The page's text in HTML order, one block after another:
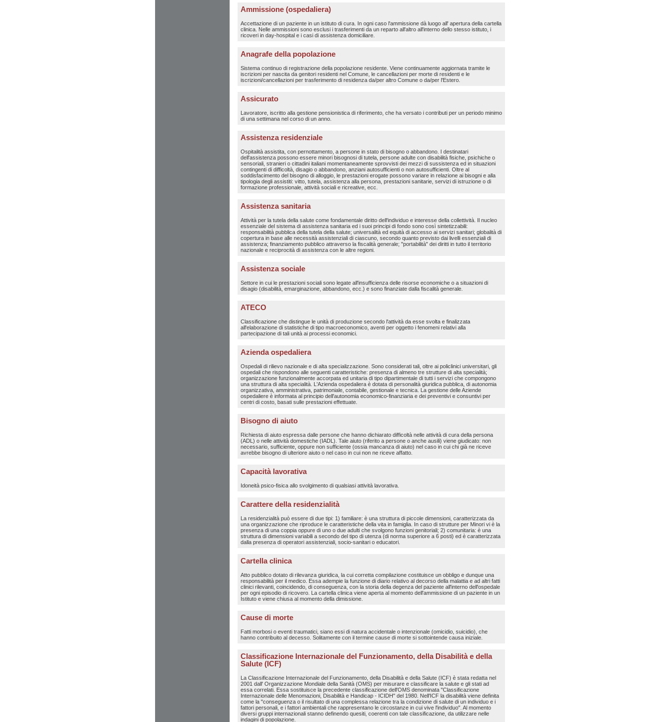
Ammissione (ospedaliera)
Accettazione di un paziente in un istituto di cura. In ogni caso l'ammissione dà luogo all' apertura della cartella
clinica. Nelle ammissioni sono esclusi i trasferimenti da un reparto all'altro all'interno dello stesso istituto, i
ricoveri in day-hospital e i casi di assistenza domiciliare.
Anagrafe della popolazione
Sistema continuo di registrazione della popolazione residente. Viene continuamente aggiornata tramite le
iscrizioni per nascita da genitori residenti nel Comune, le cancellazioni per morte di residenti e le
iscrizioni/cancellazioni per trasferimento di residenza da/per altro Comune o da/per l'Estero.
Assicurato
Lavoratore, iscritto alla gestione pensionistica di riferimento, che ha versato i contributi per un periodo minimo
di una settimana nel corso di un anno.
Assistenza residenziale
Ospitalità assistita, con pernottamento, a persone in stato di bisogno o abbandono. I destinatari
dell'assistenza possono essere minori bisognosi di tutela, persone adulte con disabilità fisiche, psichiche o
sensoriali, stranieri o cittadini italiani momentaneamente sprovvisti dei mezzi di sussistenza ed in situazioni
contingenti di difficoltà, disagio o abbandono, anziani autosufficienti o non autosufficienti. Oltre al
soddisfacimento del bisogno di alloggio, le prestazioni erogate possono variare in relazione ai bisogni e alla
tipologia degli assistiti: vitto, tutela, assistenza alla persona, prestazioni sanitarie, servizi di istruzione o di
formazione professionale, attività sociali e ricreative, ecc.
Assistenza sanitaria
Attività per la tutela della salute come fondamentale diritto dell'individuo e interesse della collettività. Il nucleo
essenziale del sistema di assistenza sanitaria ed i suoi principi di fondo sono così sintetizzabili:
responsabilità pubblica della tutela della salute; universalità ed equità di accesso ai servizi sanitari; globalità di
copertura in base alle necessità assistenziali di ciascuno, secondo quanto previsto dai livelli essenziali di
assistenza; finanziamento pubblico attraverso la fiscalità generale; "portabilità" dei diritti in tutto il territorio
nazionale e reciprocità di assistenza con le altre regioni.
Assistenza sociale
Settore in cui le prestazioni sociali sono legate all'insufficienza delle risorse economiche o a situazioni di
disagio (disabilità, emarginazione, abbandono, ecc.) e sono finanziate dalla fiscalità generale.
ATECO
Classificazione che distingue le unità di produzione secondo l'attività da esse svolta e finalizzata
all'elaborazione di statistiche di tipo macroeconomico, aventi per oggetto i fenomeni relativi alla
partecipazione di tali unità ai processi economici.
Azienda ospedaliera
Ospedali di rilievo nazionale e di alta specializzazione. Sono considerati tali, oltre ai policlinici universitari, gli
ospedali che rispondono alle seguenti caratteristiche: presenza di almeno tre strutture di alta specialità;
organizzazione funzionalmente accorpata ed unitaria di tipo dipartimentale di tutti i servizi che compongono
una struttura di alta specialità. L'Azienda ospedaliera è dotata di personalità giuridica pubblica, di autonomia
organizzativa, amministrativa, patrimoniale, contabile, gestionale e tecnica. La gestione delle Aziende
ospedaliere è informata al principio dell'autonomia economico-finanziaria e dei preventivi e consuntivi per
centri di costo, basati sulle prestazioni effettuate.
Bisogno di aiuto
Richiesta di aiuto espressa dalle persone che hanno dichiarato difficoltà nelle attività di cura della persona
(ADL) o nelle attività domestiche (IADL). Tale aiuto (riferito a persone o anche ausili) viene giudicato: non
necessario, sufficiente, oppure non sufficiente (ossia mancanza di aiuto) nel caso in cui chi già ne riceve
avrebbe bisogno di ulteriore aiuto o nel caso in cui non ne riceve affatto.
Capacità lavorativa
Idoneità psico-fisica allo svolgimento di qualsiasi attività lavorativa.
Carattere della residenzialità
La residenzialità può essere di due tipi: 1) familiare: è una struttura di piccole dimensioni, caratterizzata da
una organizzazione che riproduce le caratteristiche della vita in famiglia. In caso di strutture per Minori vi è la
presenza di una coppia oppure di uno o due adulti che svolgono funzioni genitoriali; 2) comunitaria: è una
struttura di dimensioni variabili a secondo del tipo di utenza (di norma superiore a 6 posti) ed è caratterizzata
dalla presenza di operatori assistenziali, socio-sanitari o educatori.
Cartella clinica
Atto pubblico dotato di rilevanza giuridica, la cui corretta compilazione costituisce un obbligo e dunque una
responsabilità per il medico. Essa adempie la funzione di diario relativo al decorso della malattia e ad altri fatti
clinici rilevanti, coincidendo, di conseguenza, con la storia della degenza del paziente all'interno dell'ospedale
per ogni episodio di ricovero. La cartella clinica viene aperta al momento dell'ammissione di un paziente in un
Istituto e viene chiusa al momento della dimissione.
Cause di morte
Fatti morbosi o eventi traumatici, siano essi di natura accidentale o intenzionale (omicidio, suicidio), che
hanno contribuito al decesso. Solitamente con il termine cause di morte si sottointende causa iniziale.
Classificazione Internazionale del Funzionamento, della Disabilità e della
Salute (ICF)
La Classificazione Internazionale del Funzionamento, della Disabilità e della Salute (ICF) è stata redatta nel
2001 dall' Organizzazione Mondiale della Sanità (OMS) per misurare e classificare la salute e gli stati ad
essa correlati. Essa sostituisce la precedente classificazione dell'OMS denominata "Classificazione
Internazionale delle Menomazioni, Disabilità e Handicap - ICIDH" del 1980. Nell'ICF la disabilità viene definita
come la "conseguenza o il risultato di una complessa relazione tra la condizione di salute di un individuo e i
fattori personali, e i fattori ambientali che rappresentano le circostanze in cui vive l'individuo". Al momento
diversi gruppi internazionali stanno definendo quesiti, coerenti con tale classificazione, da utilizzare nelle
indagini di popolazione.